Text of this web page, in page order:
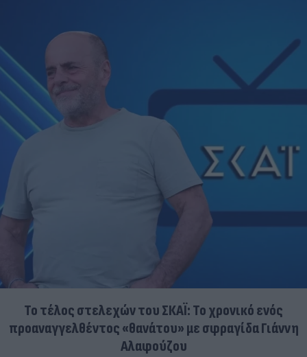
Το τέλος στελεχών του ΣΚΑΪ: Το χρονικό ενός
προαναγγελθέντος «θανάτου» με σφραγίδα Γιάννη
Αλαφούζου